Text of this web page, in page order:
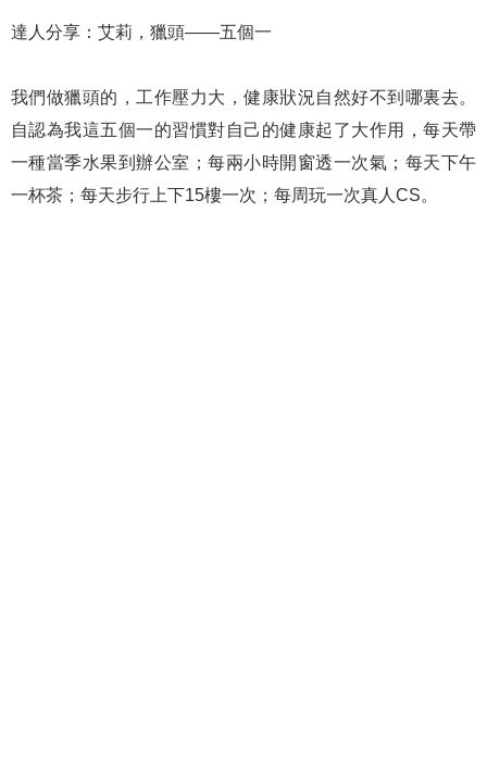
達人分享：艾莉，獵頭——五個一
我們做獵頭的，工作壓力大，健康狀況自然好不到哪裏去。
自認為我這五個一的習慣對自己的健康起了大作用，每天帶
一種當季水果到辦公室；每兩小時開窗透一次氣；每天下午
一杯茶；每天步行上下15樓一次；每周玩一次真人CS。